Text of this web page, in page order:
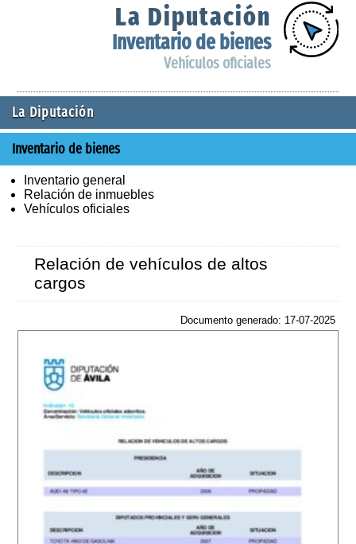
La Diputación
Inventario de bienes
Vehículos oficiales
La Diputación
Inventario de bienes
Inventario general
Relación de inmuebles
Vehículos oficiales
Relación de vehículos de altos
cargos
Documento generado: 17-07-2025